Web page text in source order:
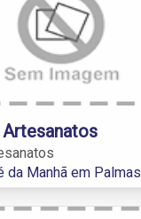
da Manhã em Palmas